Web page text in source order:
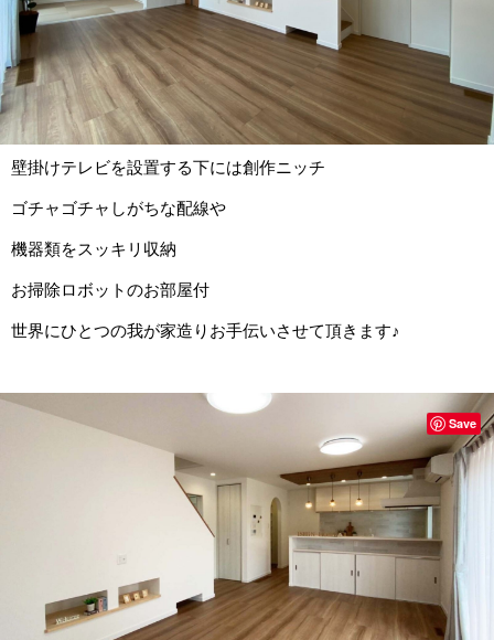
壁掛けテレビを設置する下には創作ニッチ
ゴチャゴチャしがちな配線や
機器類をスッキリ収納
お掃除ロボットのお部屋付
世界にひとつの我が家造りお手伝いさせて頂きます♪
Save